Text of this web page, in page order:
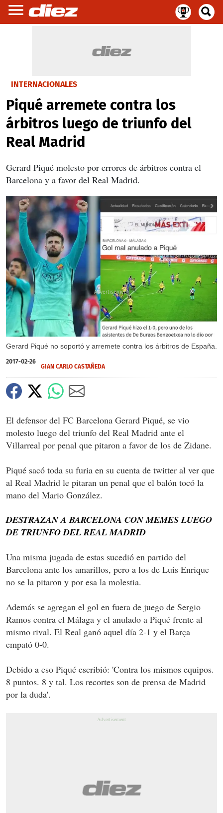
INTERNACIONALES
Piqué arremete contra los
árbitros luego de triunfo del
Real Madrid
Gerard Piqué molesto por errores de árbitros contra el
Barcelona y a favor del Real Madrid.
Gerard Piqué no soportó y arremete contra los árbitros de España.
X
2017-02-26
GIAN CARLO CASTAÑEDA
El defensor del FC Barcelona Gerard Piqué, se vio
molesto luego del triunfo del Real Madrid ante el
Villarreal por penal que pitaron a favor de los de Zidane.
Piqué sacó toda su furia en su cuenta de twitter al ver que
al Real Madrid le pitaran un penal que el balón tocó la
mano del Mario González.
DESTRAZAN A BARCELONA CON MEMES LUEGO
DE TRIUNFO DEL REAL MADRID
Una misma jugada de estas sucedió en partido del
Barcelona ante los amarillos, pero a los de Luis Enrique
no se la pitaron y por esa la molestia.
Además se agregan el gol en fuera de juego de Sergio
Ramos contra el Málaga y el anulado a Piqué frente al
mismo rival. El Real ganó aquel día 2-1 y el Barça
empató 0-0.
Debido a eso Piqué escribió: 'Contra los mismos equipos.
8 puntos. 8 y tal. Los recortes son de prensa de Madrid
por la duda'.